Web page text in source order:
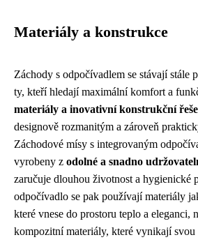
Materiály a konstrukce
Záchody s odpočívadlem se stávají stále
ty, kteří hledají maximální komfort a
materiály a inovativní konstrukční
designově rozmanitým a zároveň
Záchodové mísy s integrovaným
vyrobeny z odolné a snadno
zaručuje dlouhou životnost a hygienické
odpočívadlo se pak používají materiály
které vnese do prostoru teplo a eleganci,
kompozitní materiály, které vynikají svou